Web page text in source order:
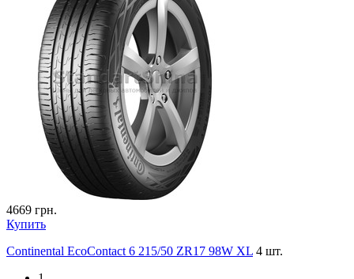
4669 грн.
Купить
Continental EcoContact 6 215/50 ZR17 98W XL 4 шт.